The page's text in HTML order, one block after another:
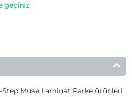
geçiniz
Muse Laminat Parke ürünleri